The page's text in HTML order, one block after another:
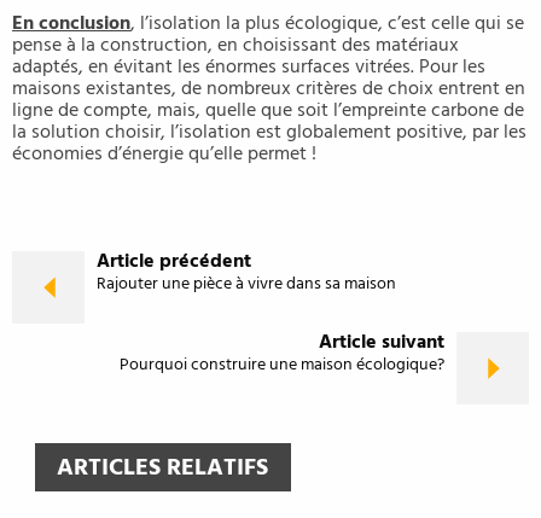
En conclusion, l’isolation la plus écologique, c’est celle qui se
pense à la construction, en choisissant des matériaux
adaptés, en évitant les énormes surfaces vitrées. Pour les
maisons existantes, de nombreux critères de choix entrent en
ligne de compte, mais, quelle que soit l’empreinte carbone de
la solution choisir, l’isolation est globalement positive, par les
économies d’énergie qu’elle permet !
Article précédent
Rajouter une pièce à vivre dans sa maison
Article suivant
Pourquoi construire une maison écologique?
ARTICLES RELATIFS